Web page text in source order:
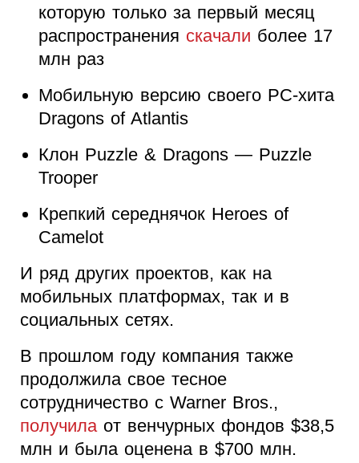
которую только за первый месяц
распространения скачали более 17
млн раз
Мобильную версию своего PC-хита
Dragons of Atlantis
Клон Puzzle & Dragons — Puzzle
Trooper
Крепкий середнячок Heroes of
Camelot
И ряд других проектов, как на
мобильных платформах, так и в
социальных сетях.
В прошлом году компания также
продолжила свое тесное
сотрудничество с Warner Bros.,
получила от венчурных фондов $38,5
млн и была оценена в $700 млн.